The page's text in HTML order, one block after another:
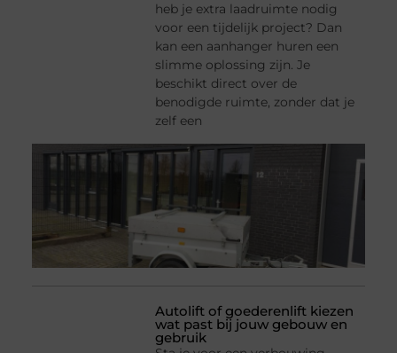
heb je extra laadruimte nodig
voor een tijdelijk project? Dan
kan een aanhanger huren een
slimme oplossing zijn. Je
beschikt direct over de
benodigde ruimte, zonder dat je
zelf een
Autolift of goederenlift kiezen
wat past bij jouw gebouw en
gebruik